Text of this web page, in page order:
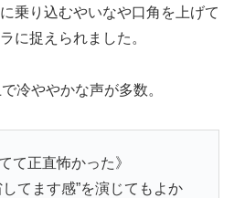
乗り込むやいなや口角を上げて
に捉えられました。
冷ややかな声が多数。
て正直怖かった》
してます感”を演じてもよか